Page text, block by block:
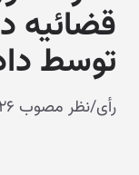
قضائیه
توسط
رأی/نظر مصوب ۱۳۸۳/۱۰/۲۶